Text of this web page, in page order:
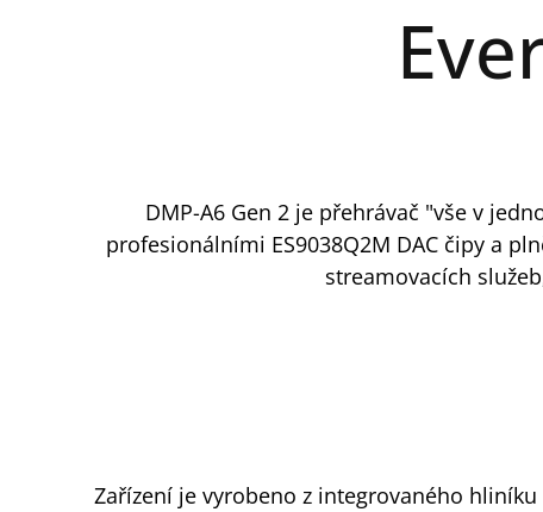
DMP-A6 Gen 2 je přehrávač "vše v
profesionálními ES9038Q2M DAC čipy a
streamovacích
Zařízení je vyrobeno z integrovaného